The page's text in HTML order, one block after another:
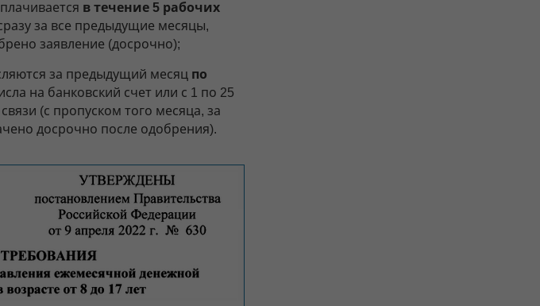
в течение 5 рабочих
за все предыдущие месяцы,
заявление (досрочно);
за предыдущий месяц по
на банковский счет или с 1 по 25
(с пропуском того месяца, за
досрочно после одобрения).